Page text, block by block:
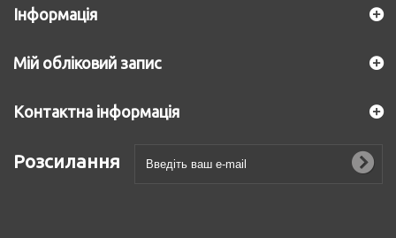
Інформація
Мій обліковий запис
Контактна інформація
Розсилання